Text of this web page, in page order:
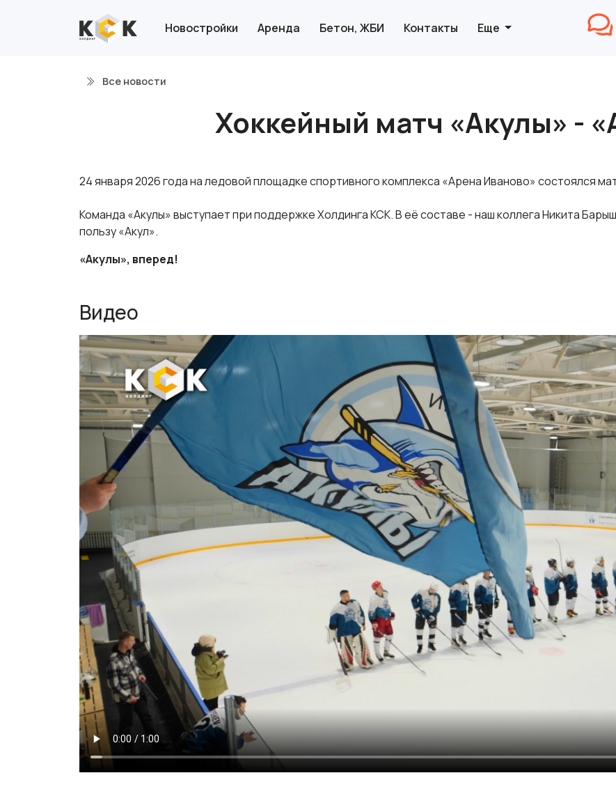
Новостройки Аренда Бетон, ЖБИ Контакты Еще
Все новости
Хоккейный матч «Акулы» -
24 января 2026 года на ледовой площадке спортивного комплекса «Арена Иваново» состоялся
Команда «Акулы» выступает при поддержке Холдинга КСК. В её составе - наш коллега Никита
пользу «Акул».
«Акулы», вперед!
Видео